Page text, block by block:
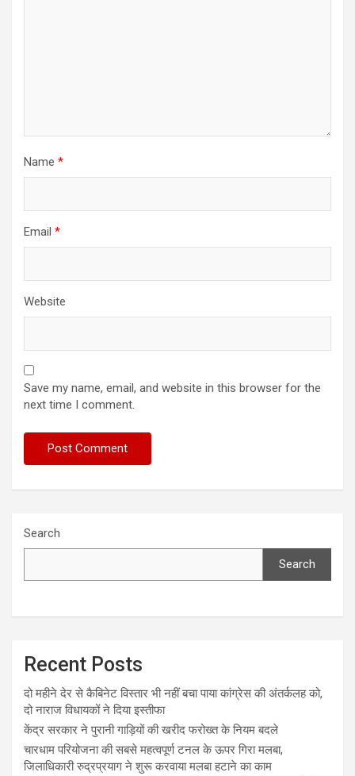
Name *
Email *
Website
Save my name, email, and website in this browser for the
next time I comment.
Search
Search
Recent Posts
दो महीने देर से कैबिनेट विस्तार भी नहीं बचा पाया कांग्रेस की अंतर्कलह को,
दो नाराज विधायकों ने दिया इस्तीफा
केंद्र सरकार ने पुरानी गाड़ियों की खरीद फरोख्त के नियम बदले
चारधाम परियोजना की सबसे महत्वपूर्ण टनल के ऊपर गिरा मलबा,
जिलाधिकारी रुद्रप्रयाग ने शुरू करवाया मलबा हटाने का काम